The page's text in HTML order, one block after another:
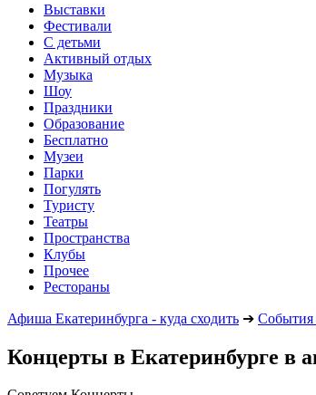
Выставки
Фестивали
С детьми
Активный отдых
Музыка
Шоу
Праздники
Образование
Бесплатно
Музеи
Парки
Погулять
Туристу
Театры
Пространства
Клубы
Прочее
Рестораны
Афиша Екатеринбурга - куда сходить ➔ События
Концерты в Екатеринбурге в